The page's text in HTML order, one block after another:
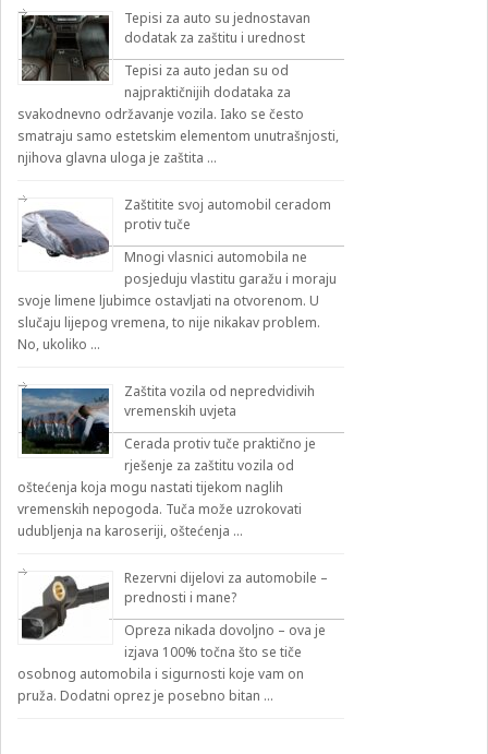
Tepisi za auto su jednostavan
dodatak za zaštitu i urednost
Tepisi za auto jedan su od
najpraktičnijih dodataka za
svakodnevno održavanje vozila. Iako se često
smatraju samo estetskim elementom unutrašnjosti,
njihova glavna uloga je zaštita …
Zaštitite svoj automobil ceradom
protiv tuče
Mnogi vlasnici automobila ne
posjeduju vlastitu garažu i moraju
svoje limene ljubimce ostavljati na otvorenom. U
slučaju lijepog vremena, to nije nikakav problem.
No, ukoliko …
Zaštita vozila od nepredvidivih
vremenskih uvjeta
Cerada protiv tuče praktično je
rješenje za zaštitu vozila od
oštećenja koja mogu nastati tijekom naglih
vremenskih nepogoda. Tuča može uzrokovati
udubljenja na karoseriji, oštećenja …
Rezervni dijelovi za automobile –
prednosti i mane?
Opreza nikada dovoljno – ova je
izjava 100% točna što se tiče
osobnog automobila i sigurnosti koje vam on
pruža. Dodatni oprez je posebno bitan …